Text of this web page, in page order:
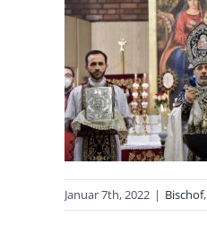
Januar 7th, 2022 | Bischof,